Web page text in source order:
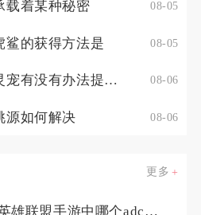
载着某种秘密 08-05
鲨的获得方法是 08-05
花千骨手游孟玄朗灵宠有没有办法提高其出战的生存能力 08-06
源如何解决 08-06
更多
英雄联盟手游中哪个adc最适合上分